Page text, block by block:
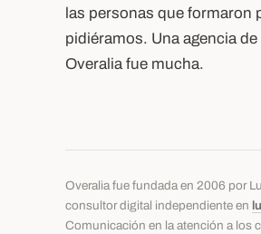
las personas que formaron
pidiéramos. Una agencia
Overalia fue mucha.
Overalia fue fundada en 2006 por
consultor digital independiente en
Comunicación en la atención a los